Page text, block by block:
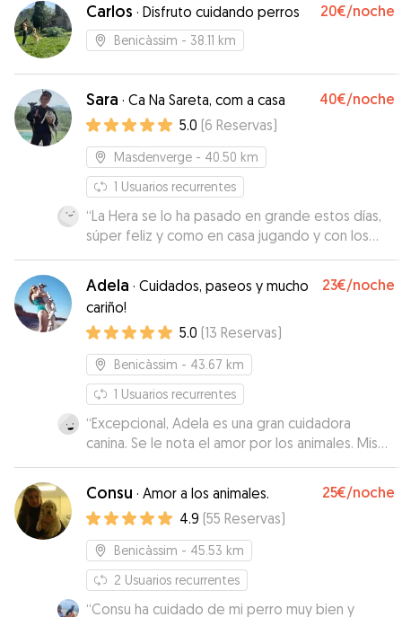
Carlos · Disfruto cuidando perros 20€/noche
Benicàssim - 38.11 km
Sara · Ca Na Sareta, com a casa 40€/noche
5.0 (6 Reservas)
Masdenverge - 40.50 km
1 Usuarios recurrentes
“La Hera se lo ha pasado en grande estos días,
súper feliz y como en casa jugando y con los
paseos. Unos cuidadores encantadores que se
nota que son amantes de los animales.
Repetiremos siempre que podamos!
”
Adela · Cuidados, paseos y mucho
cariño!
23€/noche
5.0 (13 Reservas)
Benicàssim - 43.67 km
1 Usuarios recurrentes
“Excepcional, Adela es una gran cuidadora
canina. Se le nota el amor por los animales. Mis
perros la adoran.”
Consu · Amor a los animales. 25€/noche
4.9 (55 Reservas)
Benicàssim - 45.53 km
2 Usuarios recurrentes
“Consu ha cuidado de mi perro muy bien y